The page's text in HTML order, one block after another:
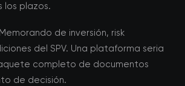
los plazos.
Memorando de inversión, risk
del SPV. Una plataforma seria
completo de documentos
de decisión.